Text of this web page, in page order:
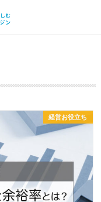
経営お役立ち